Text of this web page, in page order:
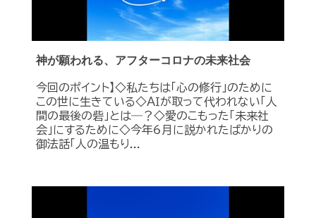
神が願われる、アフターコロナの未来社会
今回のポイント】◇私たちは「心の修行」のために
この世に生きている◇ＡＩが取って代われない「人
間の最後の砦」とは―？◇愛のこもった「未来社
会」にするために◇今年6月に説かれたばかりの
御法話「人の温もり...